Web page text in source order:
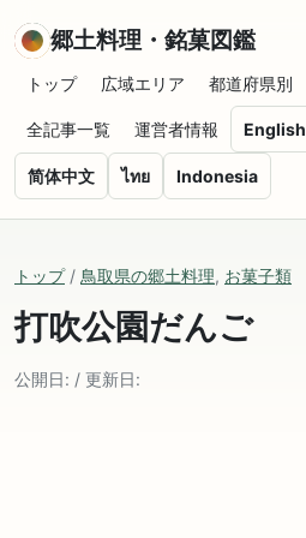
郷土料理・銘菓図鑑
トップ 広域エリア 都道府県別
全記事一覧 運営者情報 English
简体中文 ไทย Indonesia
トップ/ 鳥取県の郷土料理, お菓子類
打吹公園だんご
公開日: / 更新日: